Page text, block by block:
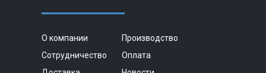
О компании
Производство
Сотрудничество
Оплата